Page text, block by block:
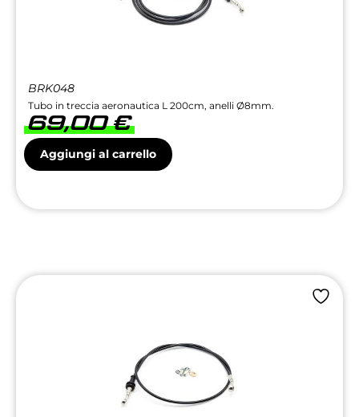
BRK048
Tubo in treccia aeronautica L 200cm, anelli Ø8mm.
69,00€
Aggiungi al carrello